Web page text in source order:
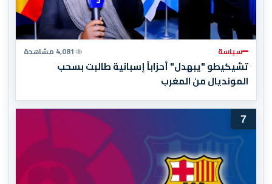
سياسة 4,081 مشاهدة
تشيكيطو "يبهدل" أحزاباً إسبانية طالبت بسحب
المونديال من المغرب
7